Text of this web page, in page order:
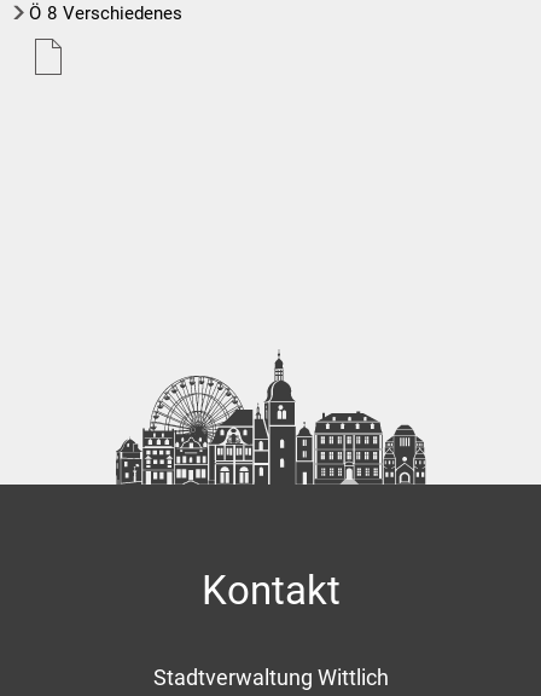
Ö 8 Verschiedenes
Kontakt
Stadtverwaltung Wittlich